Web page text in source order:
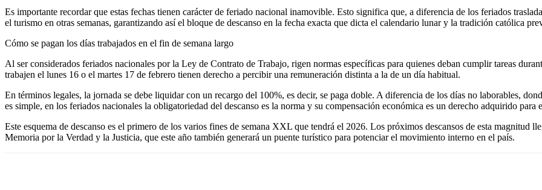
Es importante recordar que estas fechas tienen carácter de feriado nacional inamovible. Esto significa que, a diferencia de los feriados
el turismo en otras semanas, garantizando así el bloque de descanso en la fecha exacta que dicta el calendario lunar y la tradición católica
Cómo se pagan los días trabajados en el fin de semana largo
Al ser considerados feriados nacionales por la Ley de Contrato de Trabajo, rigen normas específicas para quienes deban cumplir tareas
trabajen el lunes 16 o el martes 17 de febrero tienen derecho a percibir una remuneración distinta a la de un día habitual.
En términos legales, la jornada se debe liquidar con un recargo del 100%, es decir, se paga doble. A diferencia de los días no laborables,
es simple, en los feriados nacionales la obligatoriedad del descanso es la norma y su compensación económica es un derecho adquirido para
Este esquema de descanso es el primero de los varios fines de semana XXL que tendrá el 2026. Los próximos descansos de esta magnitud
Memoria por la Verdad y la Justicia, que este año también generará un puente turístico para potenciar el movimiento interno en el país.